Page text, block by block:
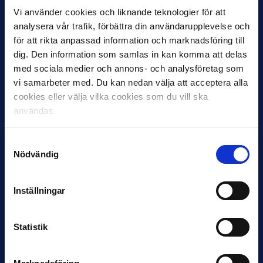
Vi använder cookies och liknande teknologier för att
analysera vår trafik, förbättra din användarupplevelse och
för att rikta anpassad information och marknadsföring till
dig. Den information som samlas in kan komma att delas
med sociala medier och annons- och analysföretag som
vi samarbeter med. Du kan nedan välja att acceptera alla
cookies eller välja vilka cookies som du vill ska
användas.
Nödvändig
Inställningar
Statistik
12 JUNI
Favorit i repris för Sirius i maj
Samma vinnare som i…
11 JUNI
och Superettan